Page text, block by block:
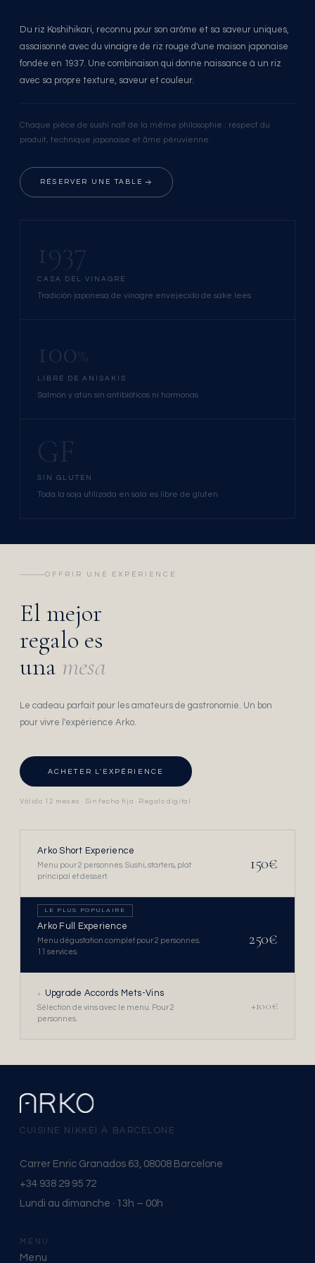
Du riz Koshihikari, reconnu pour son arôme et sa saveur uniques,
assaisonné avec du vinaigre de riz rouge d'une maison japonaise
fondée en 1937. Une combinaison qui donne naissance à un riz
avec sa propre texture, saveur et couleur.
Chaque pièce de sushi naît de la même philosophie : respect du
produit, technique japonaise et âme péruvienne.
RÉSERVER UNE TABLE
1937
CASA DEL VINAGRE
Tradición japonesa de vinagre envejecido de sake lees
100%
LIBRE DE ANISAKIS
Salmón y atún sin antibióticos ni hormonas
GF
SIN GLUTEN
Toda la soja utilizada en sala es libre de gluten
OFFRIR UNE EXPÉRIENCE
El mejor
regalo es
una mesa
Le cadeau parfait pour les amateurs de gastronomie. Un bon
pour vivre l'expérience Arko.
ACHETER L'EXPÉRIENCE
Válido 12 meses · Sin fecha fija · Regalo digital
Arko Short Experience
Menu pour 2 personnes. Sushi, starters, plat
principal et dessert.
150€
LE PLUS POPULAIRE
Arko Full Experience
Menu dégustation complet pour 2 personnes.
11 services.
250€
+ Upgrade Accords Mets-Vins
Sélection de vins avec le menu. Pour 2
personnes.
+100€
CUISINE NIKKEI À BARCELONE
Carrer Enric Granados 63, 08008 Barcelone
+34 938 29 95 72
Lundi au dimanche · 13h – 00h
MENU
Menu